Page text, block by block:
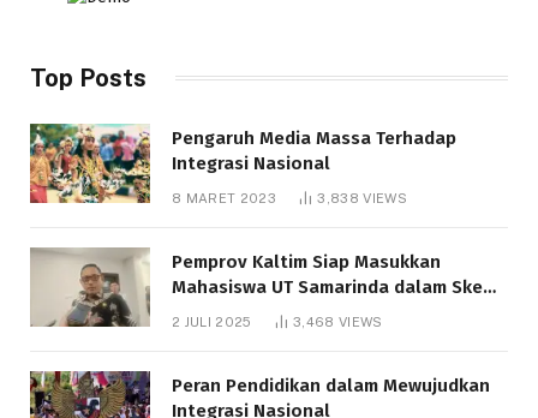
Top Posts
Pengaruh Media Massa Terhadap
Integrasi Nasional
8 MARET 2023 3,838VIEWS
Pemprov Kaltim Siap Masukkan
Mahasiswa UT Samarinda dalam Skema
Bantuan Pendidikan Gratispol
2 JULI 2025 3,468 VIEWS
Peran Pendidikan dalam Mewujudkan
Integrasi Nasional